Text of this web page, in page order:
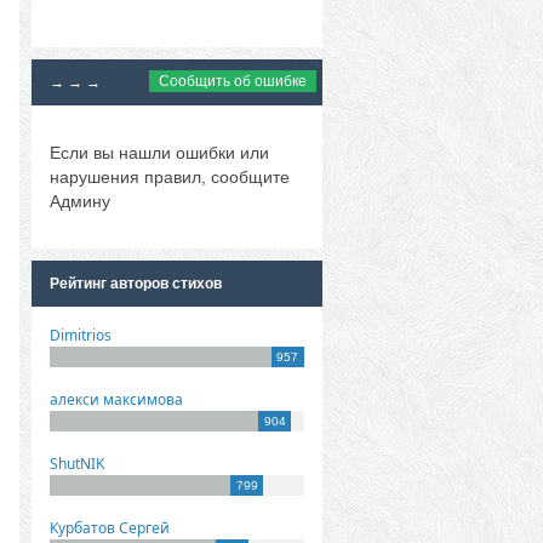
→ → → Сообщить об ошибке
Если вы нашли ошибки или
нарушения правил, сообщите
Админу
Рейтинг авторов стихов
Dimitrios
957
алекси максимова
904
ShutNIK
799
Курбатов Сергей